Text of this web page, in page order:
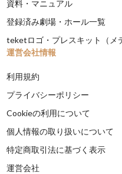
資料・マニュアル
登録済み劇場・ホール一覧
teketロゴ・プレスキット（メ
運営会社情報
利用規約
プライバシーポリシー
Cookieの利用について
個人情報の取り扱いについて
特定商取引法に基づく表示
運営会社